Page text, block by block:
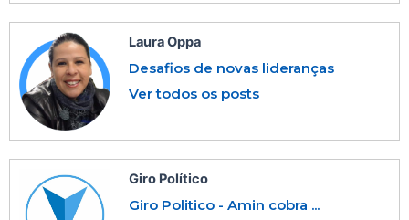
Laura Oppa
Desafios de novas lideranças
Ver todos os posts
Giro Político
Giro Politico - Amin cobra ...